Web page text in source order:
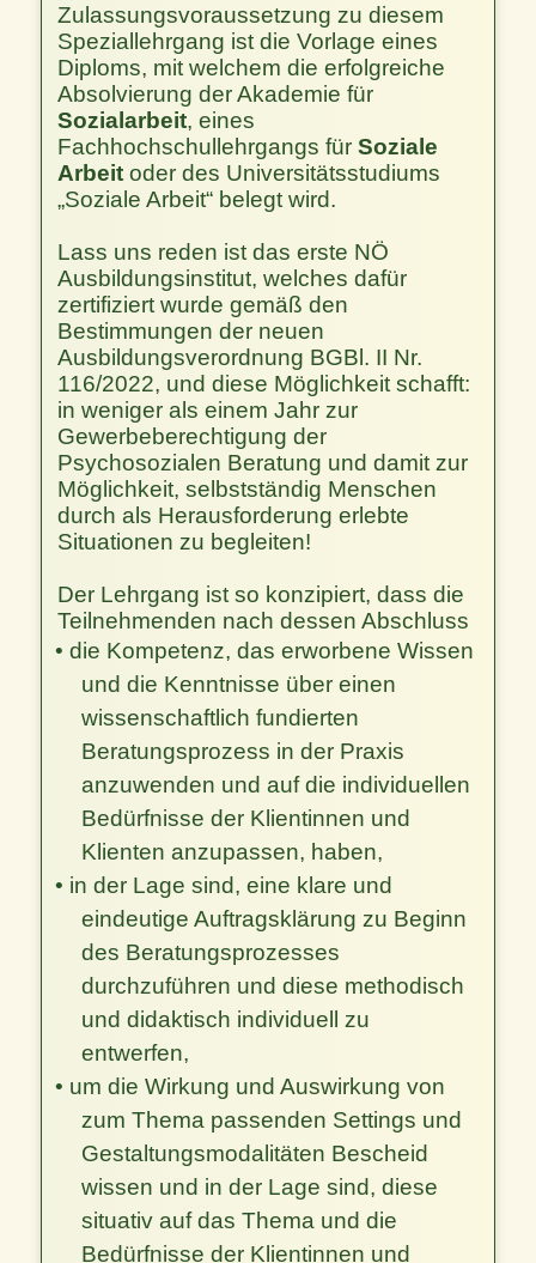
Zulassungsvoraussetzung zu diesem
Speziallehrgang ist die Vorlage eines
Diploms, mit welchem die erfolgreiche
Absolvierung der Akademie für
Sozialarbeit, eines
Fachhochschullehrgangs für Soziale
Arbeitoder des Universitätsstudiums
„Soziale Arbeit“ belegt wird.
Lass uns reden ist das erste NÖ
Ausbildungsinstitut, welches dafür
zertifiziert wurde gemäß den
Bestimmungen der neuen
Ausbildungsverordnung BGBl. II Nr.
116/2022, und diese Möglichkeit schafft:
in weniger als einem Jahr zur
Gewerbeberechtigung der
Psychosozialen Beratung und damit zur
Möglichkeit, selbstständig Menschen
durch als Herausforderung erlebte
Situationen zu begleiten!
Der Lehrgang ist so konzipiert, dass die
Teilnehmenden nach dessen Abschluss
• die Kompetenz, das erworbene Wissen
und die Kenntnisse über einen
wissenschaftlich fundierten
Beratungsprozess in der Praxis
anzuwenden und auf die individuellen
Bedürfnisse der Klientinnen und
Klienten anzupassen, haben,
• in der Lage sind, eine klare und
eindeutige Auftragsklärung zu Beginn
des Beratungsprozesses
durchzuführen und diese methodisch
und didaktisch individuell zu
entwerfen,
• um die Wirkung und Auswirkung von
zum Thema passenden Settings und
Gestaltungsmodalitäten Bescheid
wissen und in der Lage sind, diese
situativ auf das Thema und die
Bedürfnisse der Klientinnen und